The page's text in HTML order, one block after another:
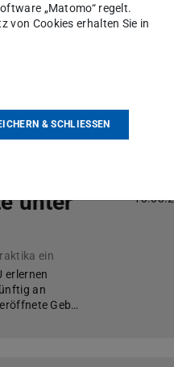
unter
ein
erlernen
an
Geb…
„Matomo“ regelt.
von Cookies erhalten Sie in
& SCHLIESSEN